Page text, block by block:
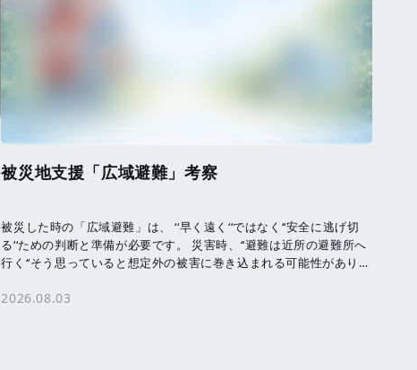
被災地支援「広域避難」考察
被災した時の「広域避難」は、 ‘‘早く遠く‘‘ではなく‘‘安全に逃げ切
る‘‘ための判断と準備が必要です。 災害時、‘‘避難は近所の避難所へ
行く‘‘そう思っていると想定外の被害に巻き込まれる可能性がありま
2026.08.03